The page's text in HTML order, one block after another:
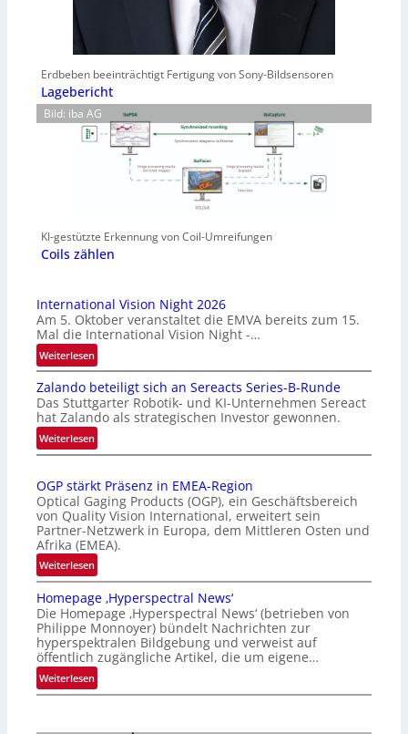
Erdbeben beeinträchtigt Fertigung von Sony-Bildsensoren
Lagebericht
Bild: iba AG
KI-gestützte Erkennung von Coil-Umreifungen
Coils zählen
International Vision Night 2026
Am 5. Oktober veranstaltet die EMVA bereits zum 15.
Mal die International Vision Night -…
Weiterlesen:
I
n
t
e
r
n
t
i
o
n
l
V
i
s
i
o
n
N
Zalando beteiligt sich an Sereacts Series-B-Runde
Das Stuttgarter Robotik- und KI-Unternehmen Sereact
hat Zalando als strategischen Investor gewonnen.
Weiterlesen:
Z
l
a
n
d
o
b
e
t
e
i
i
g
OGP stärkt Präsenz in EMEA-Region
Optical Gaging Products (OGP), ein Geschäftsbereich
von Quality Vision International, erweitert sein
Partner-Netzwerk in Europa, dem Mittleren Osten und
Afrika (EMEA).
Weiterlesen:
O
G
P
s
t
ä
r
Homepage ‚Hyperspectral News‘
Die Homepage ‚Hyperspectral News‘ (betrieben von
Philippe Monnoyer) bündelt Nachrichten zur
hyperspektralen Bildgebung und verweist auf
öffentlich zugängliche Artikel, die um eigene…
Weiterlesen:
H